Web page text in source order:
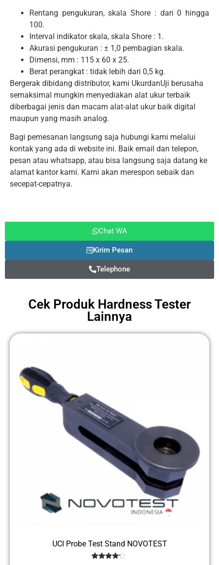
Rentang pengukuran, skala Shore : dari 0 hingga
100.
Interval indikator skala, skala Shore : 1.
Akurasi pengukuran : ± 1,0 pembagian skala.
Dimensi, mm : 115 x 60 x 25.
Berat perangkat : tidak lebih dari 0,5 kg.
Bergerak dibidang distributor, kami UkurdanUji berusaha
semaksimal mungkin menyediakan alat ukur terbaik
diberbagai jenis dan macam alat-alat ukur baik digital
maupun yang masih analog.
Bagi pemesanan langsung saja hubungi kami melalui
kontak yang ada di website ini. Baik email dan telepon,
pesan atau whatsapp, atau bisa langsung saja datang ke
alamat kantor kami. Kami akan merespon sebaik dan
secepat-cepatnya.
Chat WA
Kirim Pesan
Telephone
Cek Produk Hardness Tester
Lainnya
UCI Probe Test Stand NOVOTEST